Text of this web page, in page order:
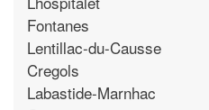
Fontanes
Lentillac-du-Causse
Cregols
Labastide-Marnhac